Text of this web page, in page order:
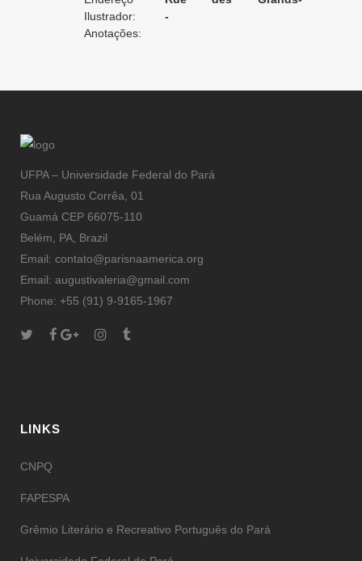
da Tipografia:
Augustins, 7 [Paris]
Ilustrador:
-
Anotações:
UFPA – Universidade Federal do Pará
Rua Augusto Corrêa, 01
Guamá CEP 66075-110
Belém, PA, Brazil
Email: contato@parisnaamerica.org
Email: augustivaleria@gmail.com
Phone: +55 (91) 9-9165-1967
LINKS
CNPQ
FAPESPA
Grêmio Literário e Recreativo Português do Pará